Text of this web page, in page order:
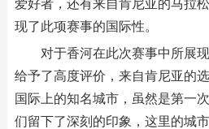
爱好者，还有来自肯尼亚的马拉
现了此项赛事的国际性。
对于香河在此次赛事中所展
给予了高度评价，来自肯尼亚的
国际上的知名城市，虽然是第一
们留下了深刻的印象，这里的城